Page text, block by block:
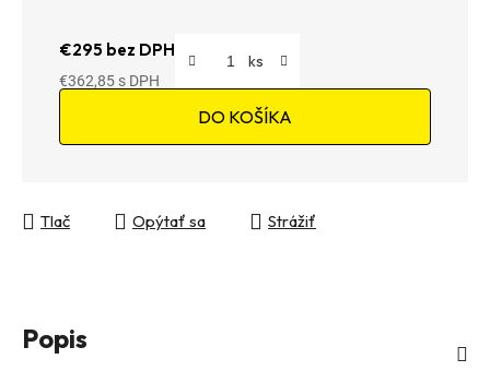
€295 bez DPH
€362,85
DO KOŠÍKA
Tlač Opýtať sa Strážiť
Popis